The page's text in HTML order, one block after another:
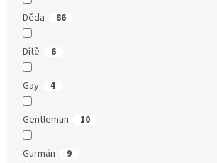
Děda 86
Dítě 6
Gay 4
Gentleman 10
Gurmán 9